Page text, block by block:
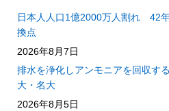
日本人人口1億2000万人割れ 42
換点
2026年8月7日
排水を浄化しアンモニアを回収す
大・名大
2026年8月5日